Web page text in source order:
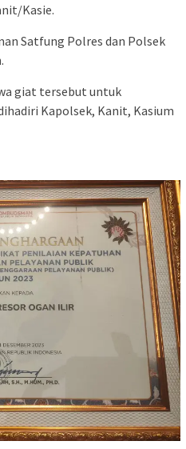
Kasie.
Satfung Polres dan Polsek
giat tersebut untuk
Kapolsek, Kanit, Kasium